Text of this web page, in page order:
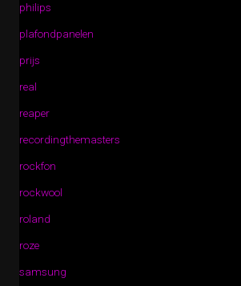
philips
plafondpanelen
prijs
real
reaper
recordingthemasters
rockfon
rockwool
roland
roze
samsung